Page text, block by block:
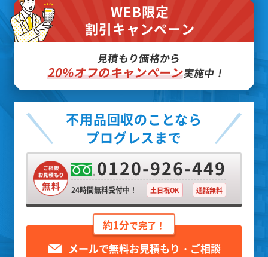
WEB限定
割引キャンペーン
見積もり価格から
20%オフのキャンペーン実施中！
不用品回収のことなら
プログレスまで
0120-926-449
24時間無料受付中！ 土日祝OK 通話無料
約1分で完了！
メールで無料お見積もり・ご相談